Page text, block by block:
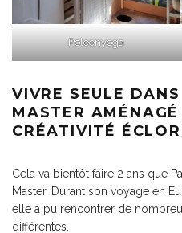
Poleenyoga
VIVRE SEULE
MASTER
CRÉATIVITÉ
Cela va bientôt faire 2 ans que
Master. Durant son voyage en
elle a pu rencontrer de
différentes.